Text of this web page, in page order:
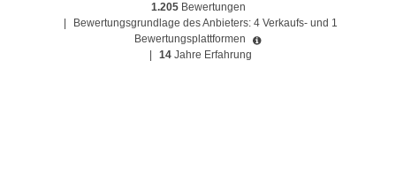
1.205 Bewertungen
Bewertungsgrundlage des Anbieters: 4 Verkaufs- und 1
Bewertungsplattformen
14 Jahre Erfahrung